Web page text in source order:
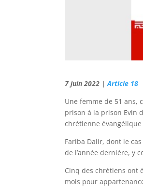
7 juin 2022 |Article 18
Une femme de 51 ans,
prison à la prison Evin
chrétienne évangélique
Fariba Dalir, dont le
de l’année dernière, y
Cinq des chrétiens ont
mois pour